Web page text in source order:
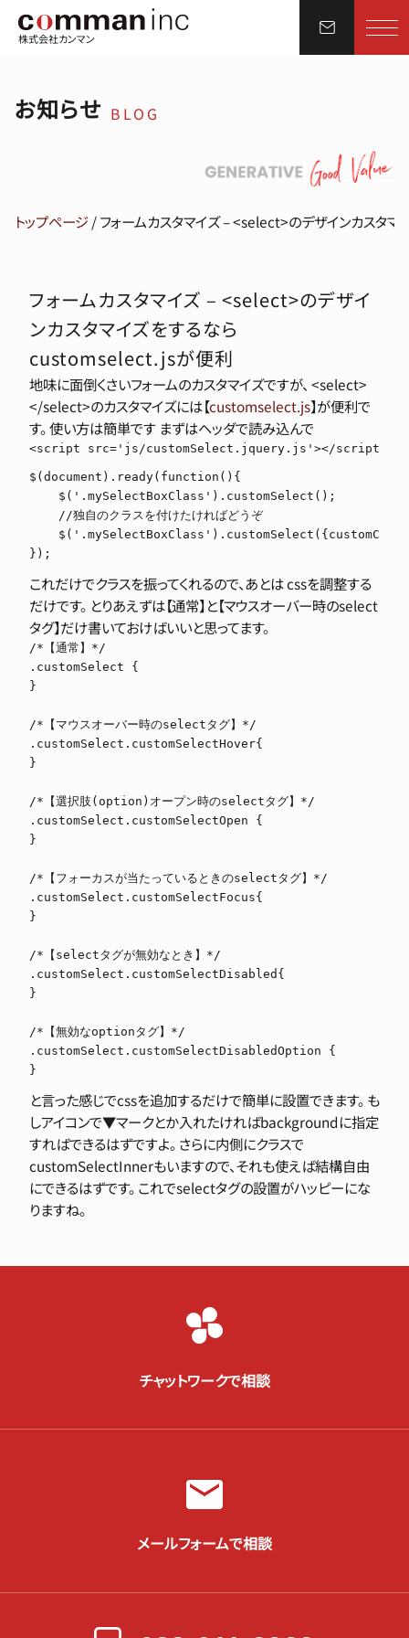
株式会社カンマン
お知らせ BLOG
トップページ/フォームカスタマイズ – <select>のデザインカスタ
フォームカスタマイズ – <select>のデザイ
ンカスタマイズをするなら
customselect.jsが便利
地味に面倒くさいフォームのカスタマイズですが、 <select>
</select>のカスタマイズには【customselect.js】が便利で
す。 使い方は簡単です まずはヘッダで読み込んで
<script src='js/customSelect.jquery.js'></script>
$(document).ready(function(){
    $('.mySelectBoxClass').customSelect();
    //独自のクラスを付けたければどうぞ
});
これだけでクラスを振ってくれるので、あとは cssを調整する
だけです。 とりあえずは【通常】と【マウスオーバー時のselect
タグ】だけ書いておけばいいと思ってます。
/*【通常】*/
.customSelect {
}
/*【マウスオーバー時のselectタグ】*/
.customSelect.customSelectHover{
}
/*【選択肢(option)オープン時のselectタグ】*/
.customSelect.customSelectOpen {
}
/*【フォーカスが当たっているときのselectタグ】*/
.customSelect.customSelectFocus{
}
/*【selectタグが無効なとき】*/
.customSelect.customSelectDisabled{
}
/*【無効なoptionタグ】*/
.customSelect.customSelectDisabledOption {
と言った感じでcssを追加するだけで簡単に設置できます。 も
しアイコンで▼マークとか入れたければbackgroundに指定
すればできるはずですよ。 さらに内側にクラスで
customSelectInnerもいますので、それも使えば結構自由
にできるはずです。 これでselectタグの設置がハッピーにな
りますね。
チャットワークで相談
メールフォームで相談